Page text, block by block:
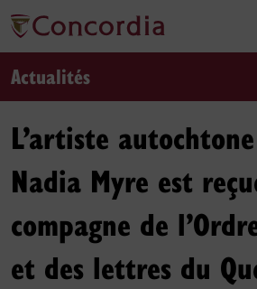
Actualités
L’artiste autochtone
Nadia Myre est
compagne de
et des lettres du